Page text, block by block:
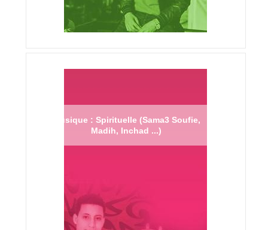
Musique : Spirituelle (Sama3 Soufie,
Madih, Inchad ...)